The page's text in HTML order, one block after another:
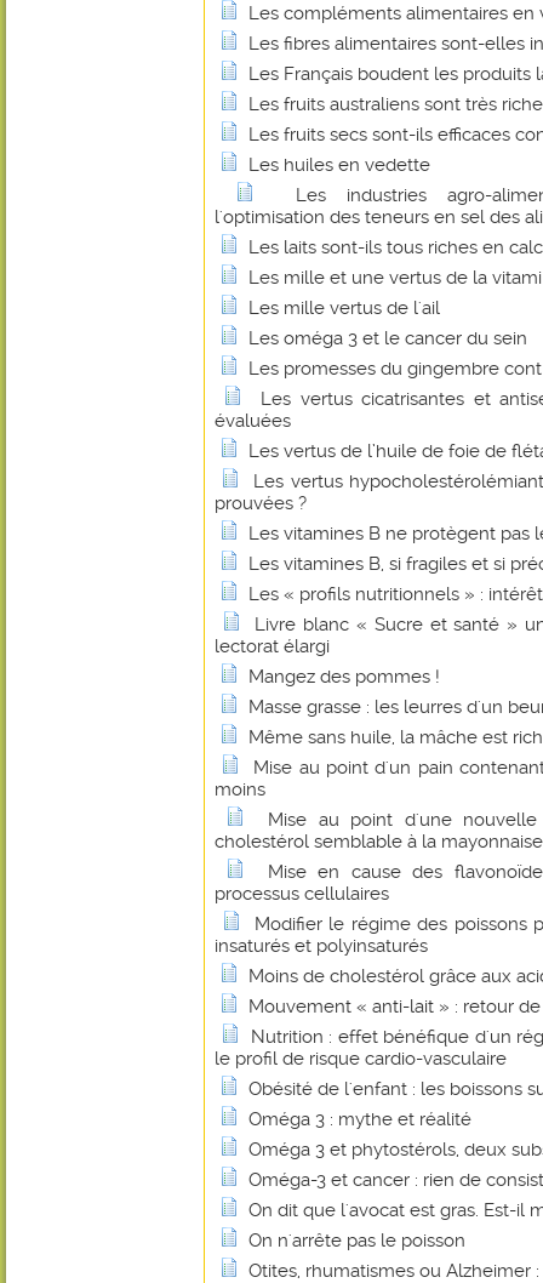
Les compléments alimentaires en
Les fibres alimentaires sont-elles
Les Français boudent les produits
Les fruits australiens sont très
Les fruits secs sont-ils efficaces
Les huiles en vedette
Les industries agro-
l'optimisation des teneurs en sel des
Les laits sont-ils tous riches en
Les mille et une vertus de la
Les mille vertus de l'ail
Les oméga 3 et le cancer du sein
Les promesses du gingembre
Les vertus cicatrisantes et
évaluées
Les vertus de l’huile de foie de
Les vertus
prouvées ?
Les vitamines B ne protègent pas
Les vitamines B, si fragiles et si
Les « profils nutritionnels » :
Livre blanc « Sucre et santé »
lectorat élargi
Mangez des pommes !
Masse grasse : les leurres d'un
Même sans huile, la mâche est
Mise au point d'un pain
moins
Mise au point d'une
cholestérol semblable à la mayonnaise
Mise en cause des
processus cellulaires
Modifier le régime des poissons
insaturés et polyinsaturés
Moins de cholestérol grâce aux
Mouvement « anti-lait » : retour
Nutrition : effet bénéfique d'un
le profil de risque cardio-vasculaire
Obésité de l'enfant : les boissons
Oméga 3 : mythe et réalité
Oméga 3 et phytostérols, deux
Oméga-3 et cancer : rien de
On dit que l'avocat est gras. Est-il
On n'arrête pas le poisson
Otites, rhumatismes ou Alzheimer